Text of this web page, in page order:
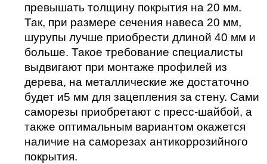
превышать толщину покрытия на 20 мм.
Так, при размере сечения навеса 20 мм,
шурупы лучше приобрести длиной 40 мм и
больше. Такое требование специалисты
выдвигают при монтаже профилей из
дерева, на металлические же достаточно
будет и5 мм для зацепления за стену. Сами
саморезы приобретают с пресс-шайбой, а
также оптимальным вариантом окажется
наличие на саморезах антикоррозийного
покрытия.